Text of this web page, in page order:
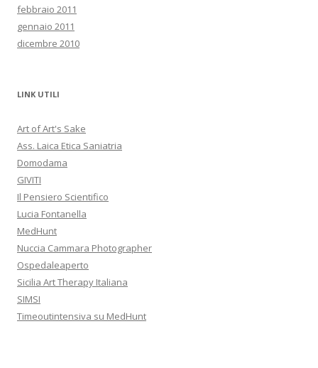
febbraio 2011
gennaio 2011
dicembre 2010
LINK UTILI
Art of Art's Sake
Ass. Laica Etica Saniatria
Domodama
GIVITI
Il Pensiero Scientifico
Lucia Fontanella
MedHunt
Nuccia Cammara Photographer
Ospedaleaperto
Sicilia Art Therapy Italiana
SIMSI
Timeoutintensiva su MedHunt